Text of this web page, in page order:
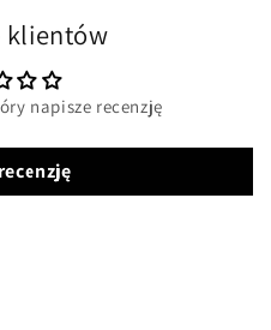
klientów
napisze recenzję